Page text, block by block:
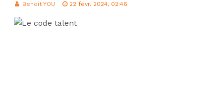
Benoit YOU 22 févr. 2024, 02:46